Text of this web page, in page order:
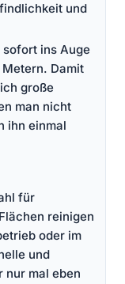
und
ins Auge
Damit
große
man nicht
ihn einmal
für
reinigen
oder im
und
nur mal eben